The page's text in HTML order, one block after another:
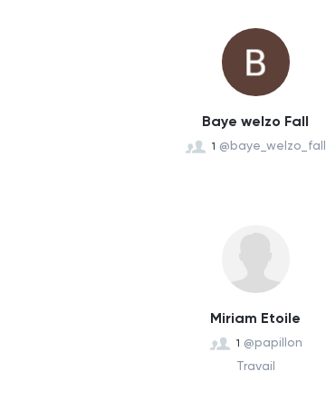
Baye welzo Fall
1 @baye_welzo_fall
Miriam Etoile
1 @papillon
Travail